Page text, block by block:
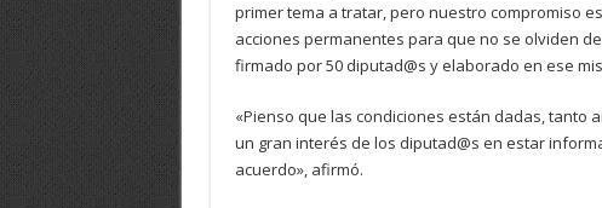
primer tema a tratar, pero nuestro compromiso
acciones permanentes para que no se olviden
firmado por 50 diputad@s y elaborado en ese
«Pienso que las condiciones están dadas, tanto
un gran interés de los diputad@s en estar
acuerdo», afirmó.